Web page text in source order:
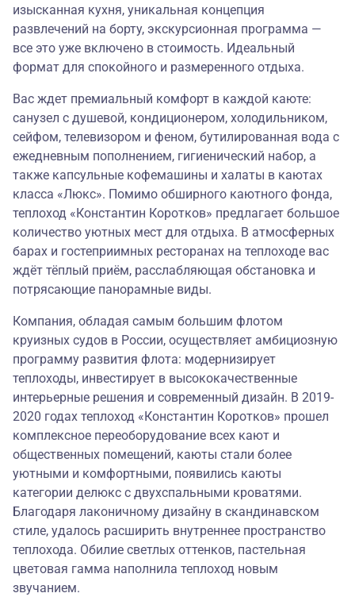
изысканная кухня, уникальная концепция
развлечений на борту, экскурсионная программа —
все это уже включено в стоимость. Идеальный
формат для спокойного и размеренного отдыха.
Вас ждет премиальный комфорт в каждой каюте:
санузел с душевой, кондиционером, холодильником,
сейфом, телевизором и феном, бутилированная вода с
ежедневным пополнением, гигиенический набор, а
также капсульные кофемашины и халаты в каютах
класса «Люкс». Помимо обширного каютного фонда,
теплоход «Константин Коротков» предлагает большое
количество уютных мест для отдыха. В атмосферных
барах и гостеприимных ресторанах на теплоходе вас
ждёт тёплый приём, расслабляющая обстановка и
потрясающие панорамные виды.
Компания, обладая самым большим флотом
круизных судов в России, осуществляет амбициозную
программу развития флота: модернизирует
теплоходы, инвестирует в высококачественные
интерьерные решения и современный дизайн. В 2019-
2020 годах теплоход «Константин Коротков» прошел
комплексное переоборудование всех кают и
общественных помещений, каюты стали более
уютными и комфортными, появились каюты
категории делюкс с двухспальными кроватями.
Благодаря лаконичному дизайну в скандинавском
стиле, удалось расширить внутреннее пространство
теплохода. Обилие светлых оттенков, пастельная
цветовая гамма наполнила теплоход новым
звучанием.